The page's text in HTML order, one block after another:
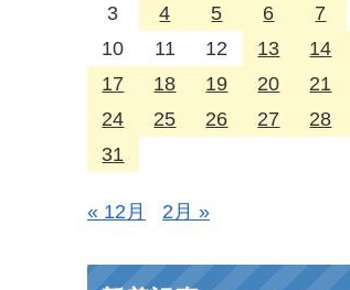
3
4 5 6 7
10
11 12 13 14
17
18 19 20 21
24
25 26 27 28
31
« 12月 2月 »